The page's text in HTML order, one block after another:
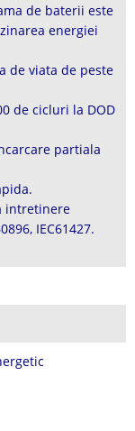
de baterii este
energiei
de viata de peste
de cicluri la DOD
partiala
intretinere
IEC61427.